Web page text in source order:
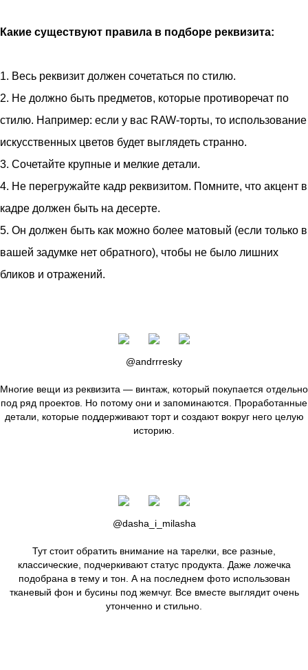
Какие существуют правила в подборе реквизита:
1. Весь реквизит должен сочетаться по стилю.
2. Не должно быть предметов, которые противоречат по
стилю. Например: если у вас RAW-торты, то использование
искусственных цветов будет выглядеть странно.
3. Сочетайте крупные и мелкие детали.
4. Не перегружайте кадр реквизитом. Помните, что акцент в
кадре должен быть на десерте.
5. Он должен быть как можно более матовый (если только в
вашей задумке нет обратного), чтобы не было лишних
бликов и отражений.
@andrrresky
Многие вещи из реквизита — винтаж, который покупается отдельно
под ряд проектов. Но потому они и запоминаются. Проработанные
детали, которые поддерживают торт и создают вокруг него целую
историю.
@dasha_i_milasha
Тут стоит обратить внимание на тарелки, все разные,
классические, подчеркивают статус продукта. Даже ложечка
подобрана в тему и тон. А на последнем фото использован
тканевый фон и бусины под жемчуг. Все вместе выглядит очень
утонченно и стильно.